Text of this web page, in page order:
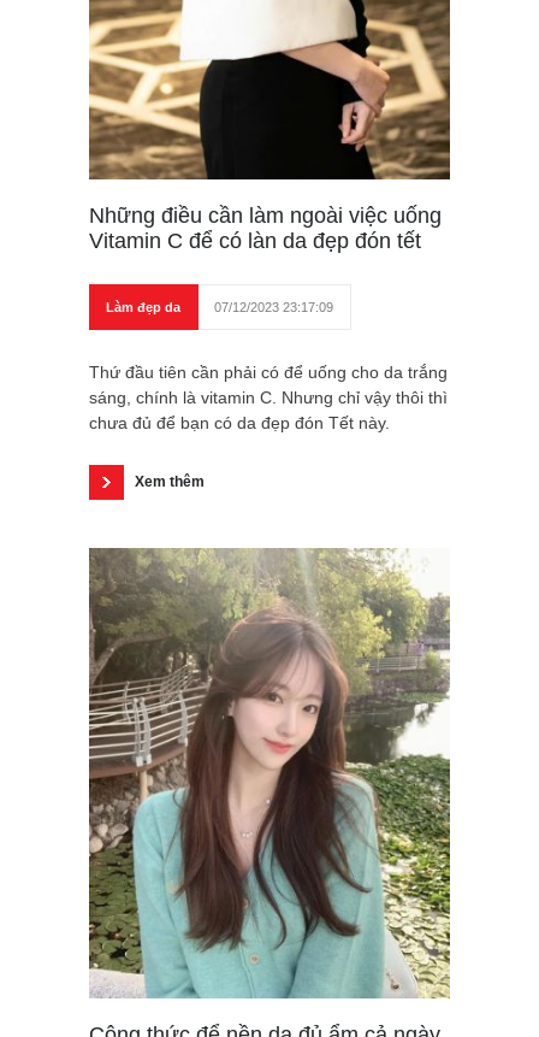
Những điều cần làm ngoài việc uống
Vitamin C để có làn da đẹp đón tết
Làm đẹp da 07/12/2023 23:17:09
Thứ đầu tiên cần phải có để uống cho da trắng
sáng, chính là vitamin C. Nhưng chỉ vậy thôi thì
chưa đủ để bạn có da đẹp đón Tết này.
Xem thêm